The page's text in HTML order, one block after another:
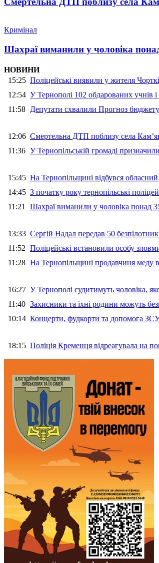
Кримінал
Шахраї виманили у чоловіка
НОВИНИ
15:25 Поліцейські виявили у жителя
12:54 У Тернополі 102 обдарованих учнів і
11:58 Депутати схвалили Прогноз бюджету
12:06 Смертельна ДТП поблизу села
11:36 У Тернопільській громаді
15:45 На Тернопільщині відбувся
14:45 З початку року тернопільські
11:21 Шахраї виманили у чоловіка понад
13:33 Сергій Надал передав 50
11:52 Поліцейські встановили особу
11:28 На Тернопільщині продавчиня меду
16:27 У Тернополі судитимуть чоловіка,
11:40 Захисники та їхні родини можуть
10:14 Концерти, фудкорти та допомога
18:15 Поліція Кременця відреагувала на